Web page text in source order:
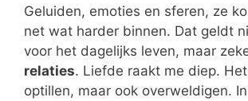
Geluiden, emoties en sferen, ze
net wat harder binnen. Dat geldt
voor het dagelijks leven, maar
relaties. Liefde raakt me diep.
optillen, maar ook overweldigen.